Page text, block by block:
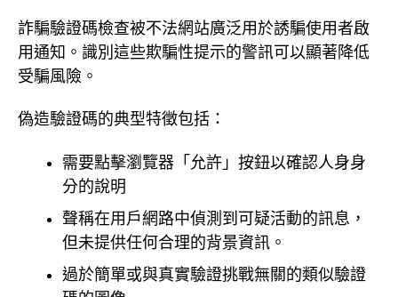
詐騙驗證碼檢查被不法網站廣泛用於誘騙使用者啟
用通知。識別這些欺騙性提示的警訊可以顯著降低
受騙風險。
偽造驗證碼的典型特徵包括：
需要點擊瀏覽器「允許」按鈕以確認人身身
分的說明
聲稱在用戶網路中偵測到可疑活動的訊息，
但未提供任何合理的背景資訊。
過於簡單或與真實驗證挑戰無關的類似驗證